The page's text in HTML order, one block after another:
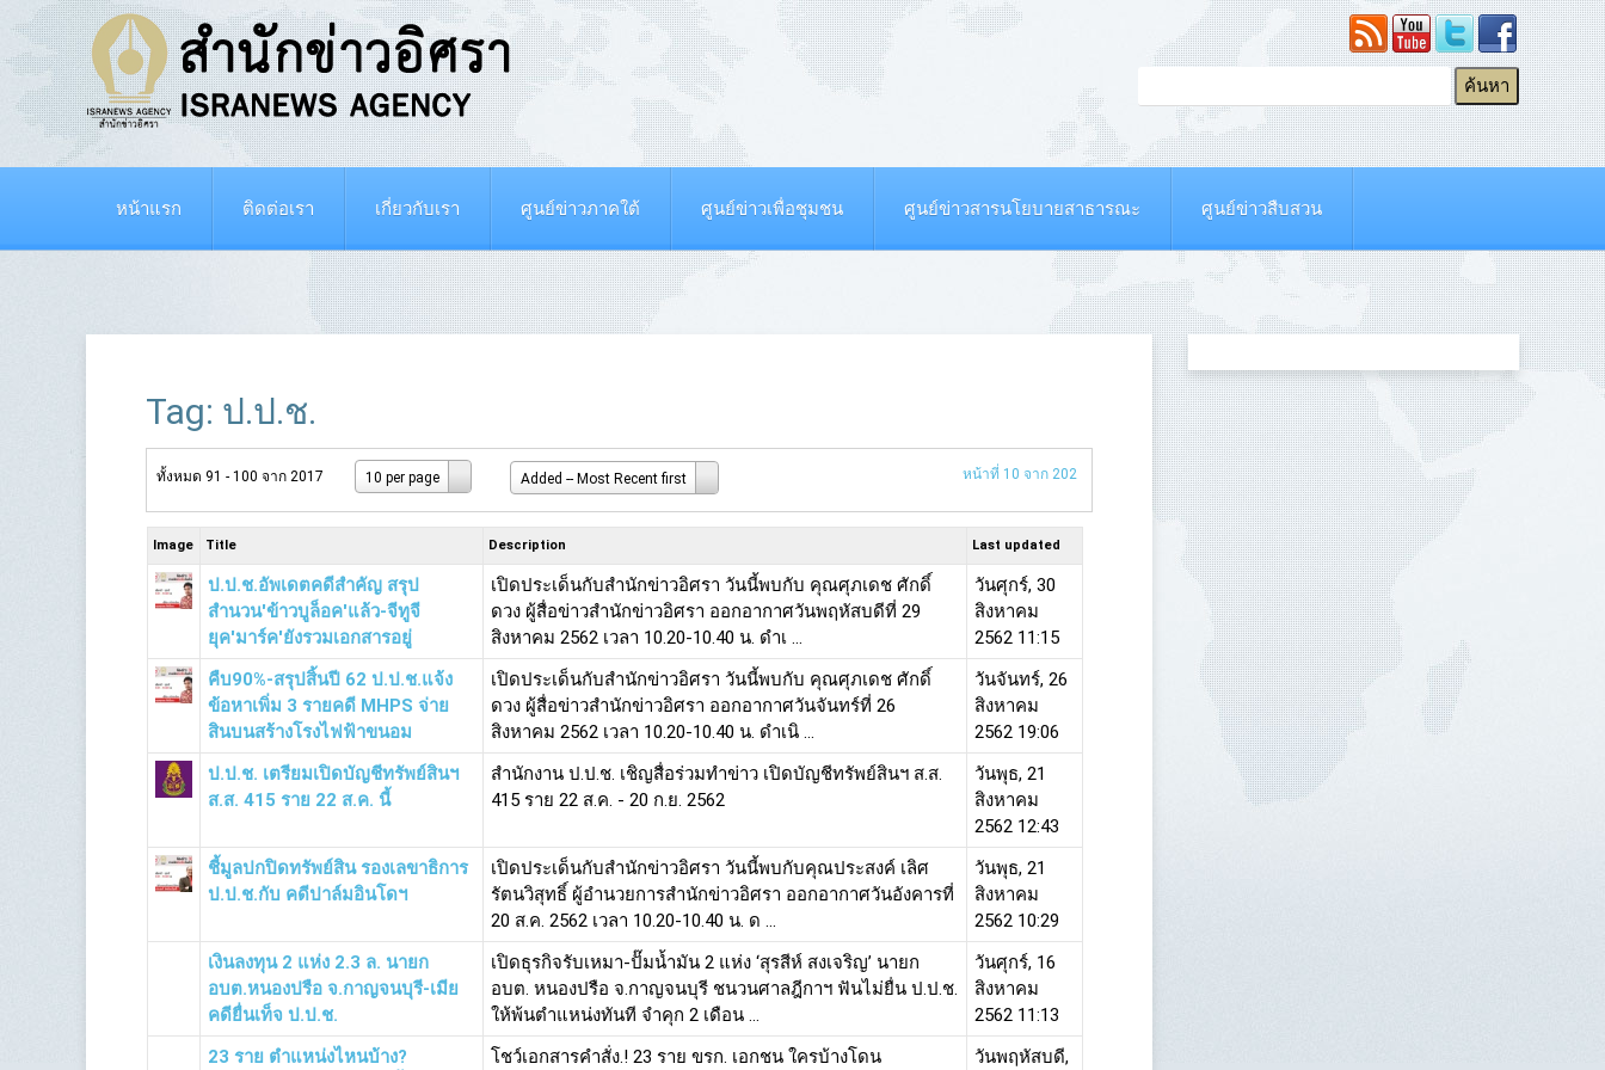
หน้าแรก ติดต่อเรา เกี่ยวกับเรา ศูนย์ข่าวภาคใต้ ศูนย์ข่าวเพื่อชุมชน ศูนย์ข่าวสารนโยบายสาธารณะ ศูนย์ข่าวสืบสวน
Tag: ป.ป.ช.
ทั้งหมด 91 - 100 จาก 2017 10 per page Added -- Most Recent first หน้าที่ 10 จาก 202
Image Title Description Last updated
ป.ป.ช.อัพเดตคดีสำคัญ สรุป
สำนวน'ข้าวบูล็อค'แล้ว-จีทูจี
ยุค'มาร์ค'ยังรวมเอกสารอยู่
เปิดประเด็นกับสำนักข่าวอิศรา วันนี้พบกับ คุณศุภเดช ศักดิ์
ดวง ผู้สื่อข่าวสำนักข่าวอิศรา ออกอากาศวันพฤหัสบดีที่ 29
สิงหาคม 2562 เวลา 10.20-10.40 น. ดำเ ...
วันศุกร์, 30
สิงหาคม
2562 11:15
คืบ90%-สรุปสิ้นปี 62 ป.ป.ช.แจ้ง
ข้อหาเพิ่ม 3 รายคดี MHPS จ่าย
สินบนสร้างโรงไฟฟ้าขนอม
เปิดประเด็นกับสำนักข่าวอิศรา วันนี้พบกับ คุณศุภเดช ศักดิ์
ดวง ผู้สื่อข่าวสำนักข่าวอิศรา ออกอากาศวันจันทร์ที่ 26
สิงหาคม 2562 เวลา 10.20-10.40 น. ดำเนิ ...
วันจันทร์, 26
สิงหาคม
2562 19:06
ป.ป.ช. เตรียมเปิดบัญชีทรัพย์สินฯ
ส.ส. 415 ราย 22 ส.ค. นี้
สำนักงาน ป.ป.ช. เชิญสื่อร่วมทำข่าว เปิดบัญชีทรัพย์สินฯ ส.ส.
415 ราย 22 ส.ค. - 20 ก.ย. 2562
วันพุธ, 21
สิงหาคม
2562 12:43
ชี้มูลปกปิดทรัพย์สิน รองเลขาธิการ
ป.ป.ช.กับ คดีปาล์มอินโดฯ
เปิดประเด็นกับสำนักข่าวอิศรา วันนี้พบกับคุณประสงค์ เลิศ
รัตนวิสุทธิ์ ผู้อำนวยการสำนักข่าวอิศรา ออกอากาศวันอังคารที่
20 ส.ค. 2562 เวลา 10.20-10.40 น. ด ...
วันพุธ, 21
สิงหาคม
2562 10:29
เงินลงทุน 2 แห่ง 2.3 ล. นายก
อบต.หนองปรือ จ.กาญจนบุรี-เมีย
คดียื่นเท็จ ป.ป.ช.
เปิดธุรกิจรับเหมา-ปั๊มน้ำมัน 2 แห่ง ‘สุรสีห์ สงเจริญ’ นายก
อบต. หนองปรือ จ.กาญจนบุรี ชนวนศาลฎีกาฯ ฟันไม่ยื่น ป.ป.ช.
ให้พ้นตำแหน่งทันที จำคุก 2 เดือน ...
วันศุกร์, 16
สิงหาคม
2562 11:13
23 ราย ตำแหน่งไหนบ้าง?
โชว์เอกสารคำสั่ง.! 23 ราย ขรก. เอกชน ใครบ้างโดน วันพฤหัสบดี,